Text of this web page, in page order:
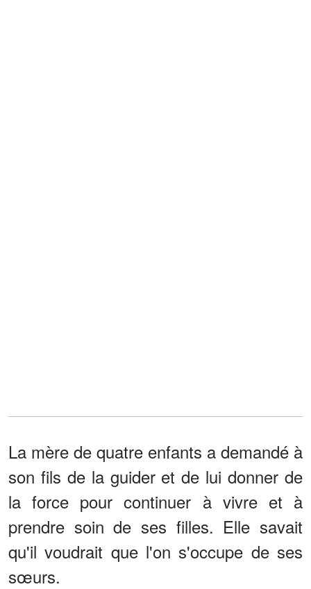
La mère de quatre enfants a demandé à
son fils de la guider et de lui donner de
la force pour continuer à vivre et à
prendre soin de ses filles. Elle savait
qu'il voudrait que l'on s'occupe de ses
sœurs.